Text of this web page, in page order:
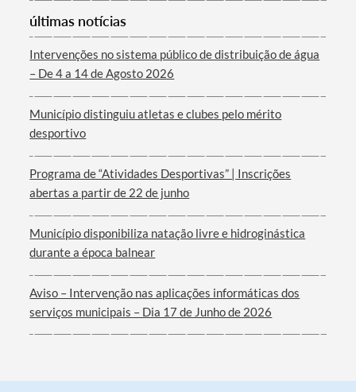
últimas notícias
Intervenções no sistema público de distribuição de água
– De 4 a 14 de Agosto 2026
Município distinguiu atletas e clubes pelo mérito
desportivo
Programa de “Atividades Desportivas” | Inscrições
abertas a partir de 22 de junho
Município disponibiliza natação livre e hidroginástica
durante a época balnear
Aviso – Intervenção nas aplicações informáticas dos
serviços municipais – Dia 17 de Junho de 2026